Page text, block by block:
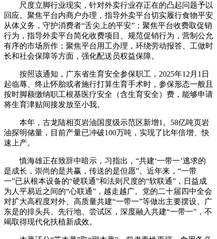
尺度立脚行业现实，针对外卖行业存正在的凸起问题予以
回应。聚焦平台内商户办理，指导外卖平台切实履行食物平安
从体义务，守护消费者“舌尖上的平安”；聚焦平台收费取促销
行为，指导外卖平台简化收费项目、规范促销行为，营制公允
有序的市场所作；聚焦平台用工办理，环绕劳动报答、工做时
长和社会保障等方面，强化配送员权益保障。
按照该通知，广东省生育安全参保职工，2025年12月1日
起临蓐、终止怀胎或者施行打算生育手术时，参保形态一般且
按时脚额缴纳职工根基医疗安全（含生育安全）费，能够申请
将生育津贴间接发放至小我。
本年，古龙陆相页岩油国度级示范区新增1。58亿吨页岩
油探明储量，目前产量已冲破100万吨，实现了比年倍增、快
速上产。
慎海雄正在致辞中暗示，习指出，“共建‘一带一’逃求的
是成长，崇尚的是共赢，传送的是但愿”。近年来，“一带
一”已从根本设备的“硬联通”和法则尺度的“软联通”，日益成
为人平易近之间的“心联通”，越走越广。党的二十届四中全会
对扩大高程度对外、高质量共建“一带一”等做出主要摆设。广
东是的排头兵、先行地、尝试区，深度融入共建“一带一”，不
竭取得现代化扶植新成效。